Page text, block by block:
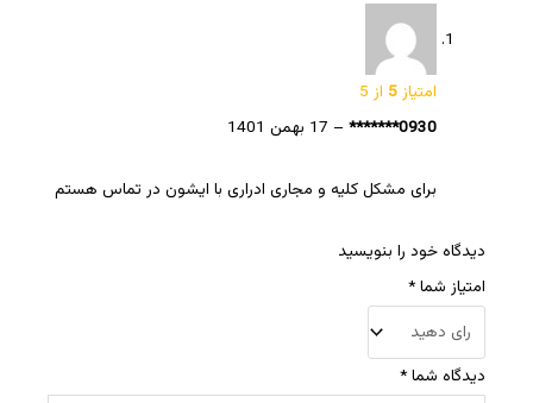
امتیاز5 از 5
0930*******
– 17 بهمن 1401
برای مشکل کلیه و مجاری ادراری با ایشون در تماس هستم
دیدگاه خود را بنویسید
امتیاز شما*
دیدگاه شما*